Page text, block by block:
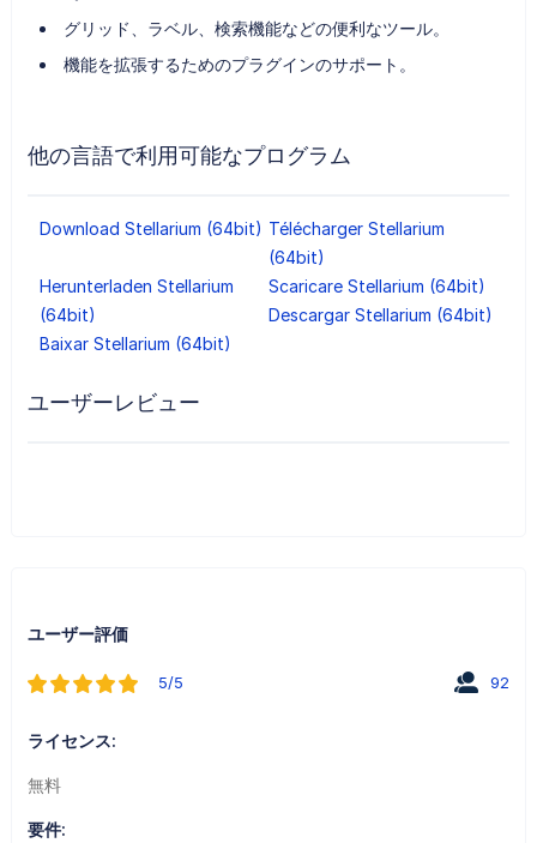
グリッド、ラベル、検索機能などの便利なツール。
機能を拡張するためのプラグインのサポート。
他の言語で利用可能なプログラム
Download Stellarium (64bit) Télécharger Stellarium
(64bit)
Herunterladen Stellarium
(64bit)
Scaricare Stellarium (64bit)
Descargar Stellarium (64bit)
Baixar Stellarium (64bit)
ユーザーレビュー
ユーザー評価
5/5 92
ライセンス:
無料
要件: